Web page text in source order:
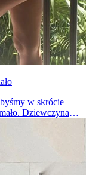
w skrócie
Dziewczyna
pociągającej